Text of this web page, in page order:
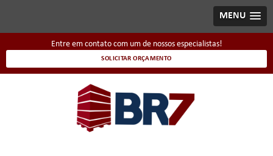
MENU
Entre em contato com um de nossos especialistas!
SOLICITAR ORÇAMENTO